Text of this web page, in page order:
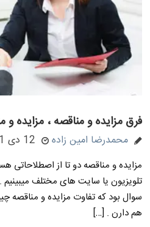
فرق مزایده و مناقصه ، مزایده و
محمدرضا امین زاده 12 دی 1401
مزایده و مناقصه دو تا از اصطلاحاتی
تلویزیون یا سایت های مختلف
سوال بود که تفاوت مزایده و مناقصه
هم دارن . […]